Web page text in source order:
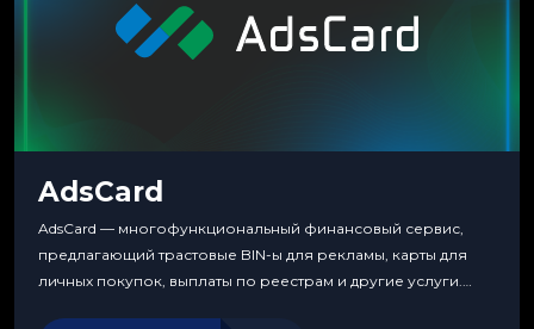
AdsCard
AdsCard — многофункциональный финансовый сервис,
предлагающий трастовые BIN-ы для рекламы, карты для
личных покупок, выплаты по реестрам и другие услуги.